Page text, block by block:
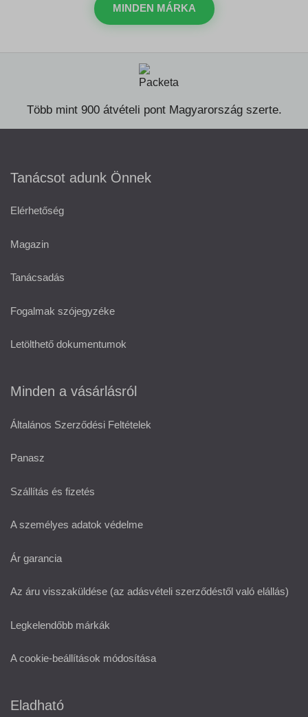
MINDEN MÁRKA
Több mint 900 átvételi pont Magyarország szerte.
Tanácsot adunk Önnek
Elérhetőség
Magazin
Tanácsadás
Fogalmak szójegyzéke
Letölthető dokumentumok
Minden a vásárlásról
Általános Szerződési Feltételek
Panasz
Szállítás és fizetés
A személyes adatok védelme
Ár garancia
Az áru visszaküldése (az adásvételi szerződéstől való elállás)
Legkelendőbb márkák
A cookie-beállítások módosítása
Eladható